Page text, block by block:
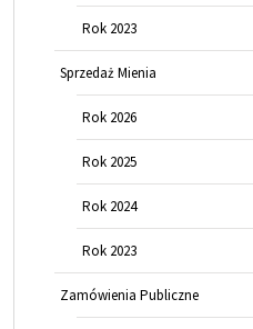
Rok 2023
Sprzedaż Mienia
Rok 2026
Rok 2025
Rok 2024
Rok 2023
Zamówienia Publiczne